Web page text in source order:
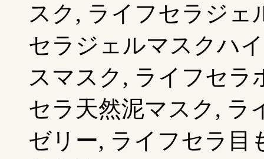
スク, ライフセラジ
セラジェルマスクハ
スマスク, ライフセ
セラ天然泥マスク, ラ
ゼリー, ライフセラ目